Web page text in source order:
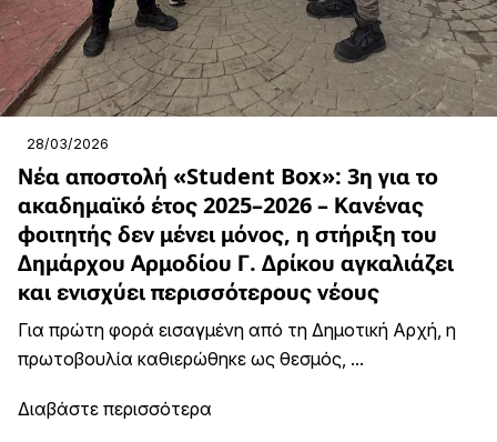
28/03/2026
Νέα αποστολή «Student Box»: 3η για το
ακαδημαϊκό έτος 2025–2026 – Κανένας
φοιτητής δεν μένει μόνος, η στήριξη του
Δημάρχου Αρμοδίου Γ. Δρίκου αγκαλιάζει
και ενισχύει περισσότερους νέους
Για πρώτη φορά εισαγμένη από τη Δημοτική Αρχή, η
πρωτοβουλία καθιερώθηκε ως θεσμός, ...
Διαβάστε περισσότερα